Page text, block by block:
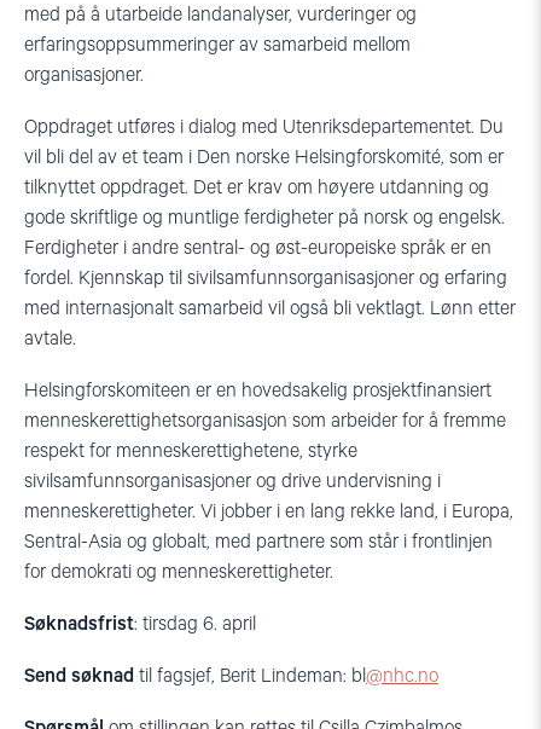
med på å utarbeide landanalyser, vurderinger og
erfaringsoppsummeringer av samarbeid mellom
organisasjoner.
Oppdraget utføres i dialog med Utenriksdepartementet. Du
vil bli del av et team i Den norske Helsingforskomité, som er
tilknyttet oppdraget. Det er krav om høyere utdanning og
gode skriftlige og muntlige ferdigheter på norsk og engelsk.
Ferdigheter i andre sentral- og øst-europeiske språk er en
fordel. Kjennskap til sivilsamfunnsorganisasjoner og erfaring
med internasjonalt samarbeid vil også bli vektlagt. Lønn etter
avtale.
Helsingforskomiteen er en hovedsakelig prosjektfinansiert
menneskerettighetsorganisasjon som arbeider for å fremme
respekt for menneskerettighetene, styrke
sivilsamfunnsorganisasjoner og drive undervisning i
menneskerettigheter. Vi jobber i en lang rekke land, i Europa,
Sentral-Asia og globalt, med partnere som står i frontlinjen
for demokrati og menneskerettigheter.
Søknadsfrist: tirsdag 6. april
Send søknad til fagsjef, Berit Lindeman: bl@nhc.no